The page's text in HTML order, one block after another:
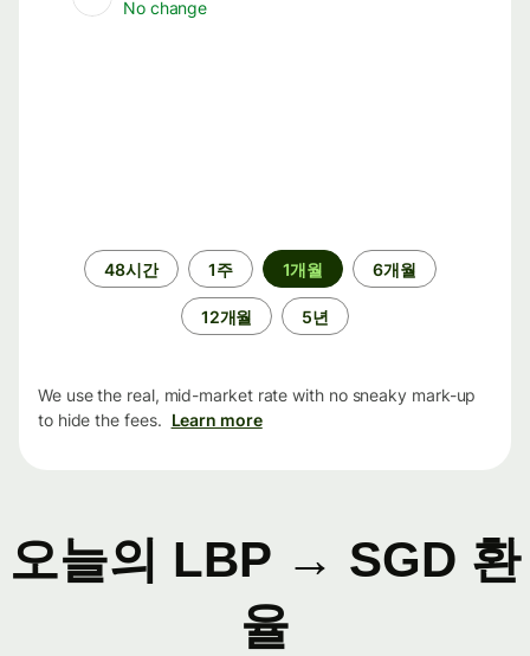
No change
48시간 1주 1개월 6개월
12개월 5년
We use the real, mid-market rate with no sneaky mark-up
to hide the fees. Learn more
오늘의 LBP → SGD 환
율